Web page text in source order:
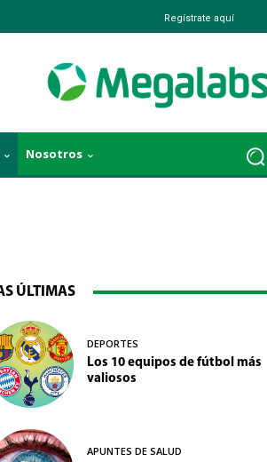
Regístrate aquí
Nosotros
ÚLTIMAS
DEPORTES
Los 10 equipos de fútbol más
valiosos
APUNTES DE SALUD